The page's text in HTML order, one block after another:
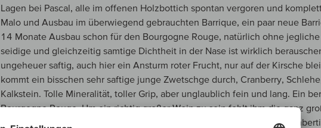
Lagen bei Pascal, alle im offenen Holzbottich spontan vergoren und
Malo und Ausbau im überwiegend gebrauchten Barrique, ein paar neue
14 Monate Ausbau schon für den Bourgogne Rouge, natürlich ohne
seidige und gleichzeitig samtige Dichtheit in der Nase ist wirklich
ungeheuer saftig, auch hier ein Ansturm roter Frucht, nur auf der Kirsche
kommt ein bisschen sehr saftige junge Zwetschge durch, Cranberry,
Kalkstein. Tolle Mineralität, toller Grip, aber unglaublich fein und lang. Ein
Bourgogne Rouge. Um ein richtig großer Wein zu sein fehlt ihm die ganz
Mitte. Von der sonstigen Struktur könnte das durchaus ein Gevrey-